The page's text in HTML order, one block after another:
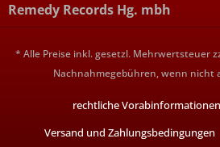
Remedy Records Hg. mbh
* Alle Preise inkl. gesetzl. Mehrwertsteuer
Nachnahmegebühren, wenn nicht
rechtliche Vorabinformationen
Versand und Zahlungsbedingungen